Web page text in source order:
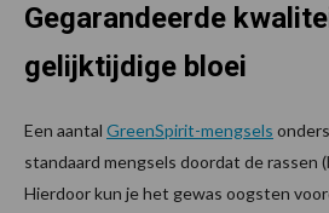
Gegarandeerde
gelijktijdige bloei
Een aantal GreenSpirit-mengsels
standaard mengsels doordat de rassen
Hierdoor kun je het gewas oogsten